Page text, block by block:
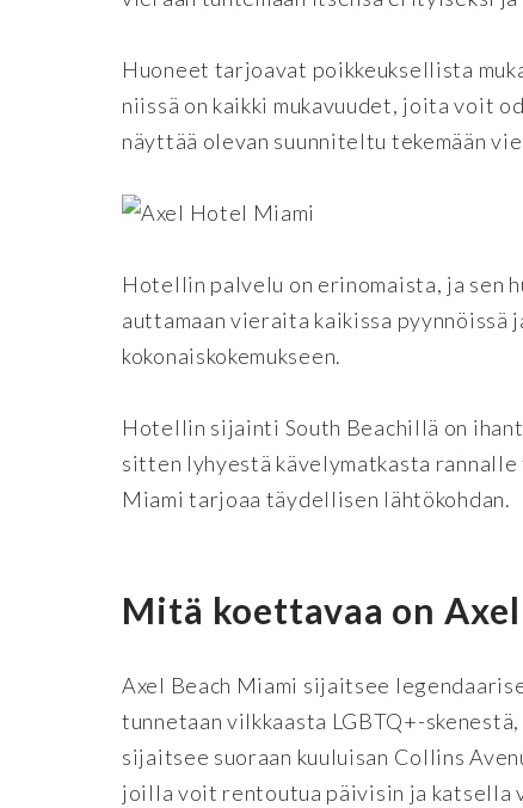
Huoneet tarjoavat poikkeuksellista
niissä on kaikki mukavuudet, joita voit
näyttää olevan suunniteltu tekemään
Hotellin palvelu on erinomaista, ja sen
auttamaan vieraita kaikissa
kokonaiskokemukseen.
Hotellin sijainti South Beachillä on
sitten lyhyestä kävelymatkasta
Miami tarjoaa täydellisen lähtökohdan.
Mitä koettavaa on
Axel Beach Miami sijaitsee
tunnetaan vilkkaasta LGBTQ+-
sijaitsee suoraan kuuluisan Collins
joilla voit rentoutua päivisin ja katsella